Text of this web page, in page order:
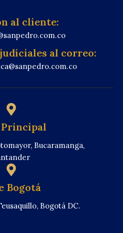
al cliente:
al correo:
Principal
Bucaramanga,
Bogotá
Bogotá DC.